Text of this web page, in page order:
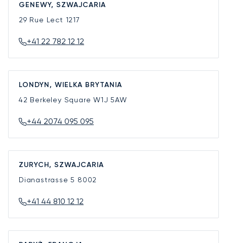
GENEWY, SZWAJCARIA
29 Rue Lect 1217
+41 22 782 12 12
LONDYN, WIELKA BRYTANIA
42 Berkeley SquareW1J 5AW
+44 2074 095 095
ZURYCH, SZWAJCARIA
Dianastrasse 5 8002
+41 44 810 12 12